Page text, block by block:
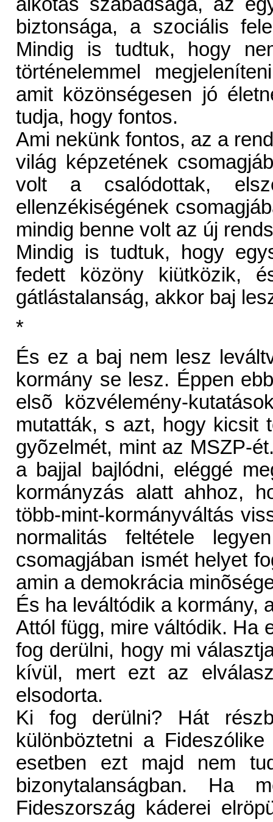
biztonsága, a szociális
Mindig is tudtuk, hogy
történelemmel
amit közönségesen jó
tudja, hogy fontos.
Ami nekünk fontos, az a
világ képzetének
volt a csalódottak,
ellenzékiségének
mindig benne volt az új
Mindig is tudtuk, hogy
fedett közöny kiütközik,
gátlástalanság, akkor baj
*
És ez a baj nem lesz
kormány se lesz. Éppen
elsõ közvélemény-
mutatták, s azt, hogy kicsit
gyõzelmét, mint az MSZP-
a bajjal bajlódni, eléggé
kormányzás alatt ahhoz,
több-mint-kormányváltás
normalitás feltétele
csomagjában ismét helyet
amin a demokrácia
És ha leváltódik a kormány,
Attól függ, mire váltódik. Ha
fog derülni, hogy mi
kívül, mert ezt az
elsodorta.
Ki fog derülni? Hát
különböztetni a
esetben ezt majd nem
bizonytalanságban. Ha
Fideszország káderei